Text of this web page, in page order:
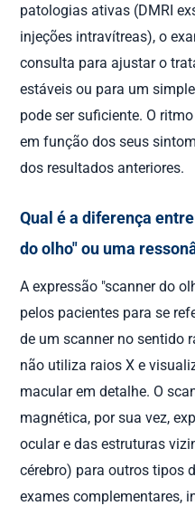
patologias ativas (DMRI
injeções intravítreas), o
consulta para ajustar o
estáveis ou para um
pode ser suficiente. O
em função dos seus
dos resultados anteriores.
Qual é a diferença
do olho" ou uma
A expressão "scanner do
pelos pacientes para se
de um scanner no sentido
não utiliza raios X e
macular em detalhe. O
magnética, por sua vez,
ocular e das estruturas
cérebro) para outros tipos
exames complementares,